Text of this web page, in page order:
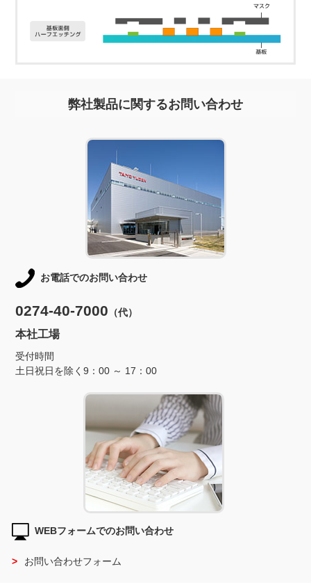
弊社製品に関するお問い合わせ
お電話でのお問い合わせ
0274-40-7000 （代）
本社工場
受付時間
土日祝日を除く9：00 ～ 17：00
WEBフォームでのお問い合わせ
お問い合わせフォーム